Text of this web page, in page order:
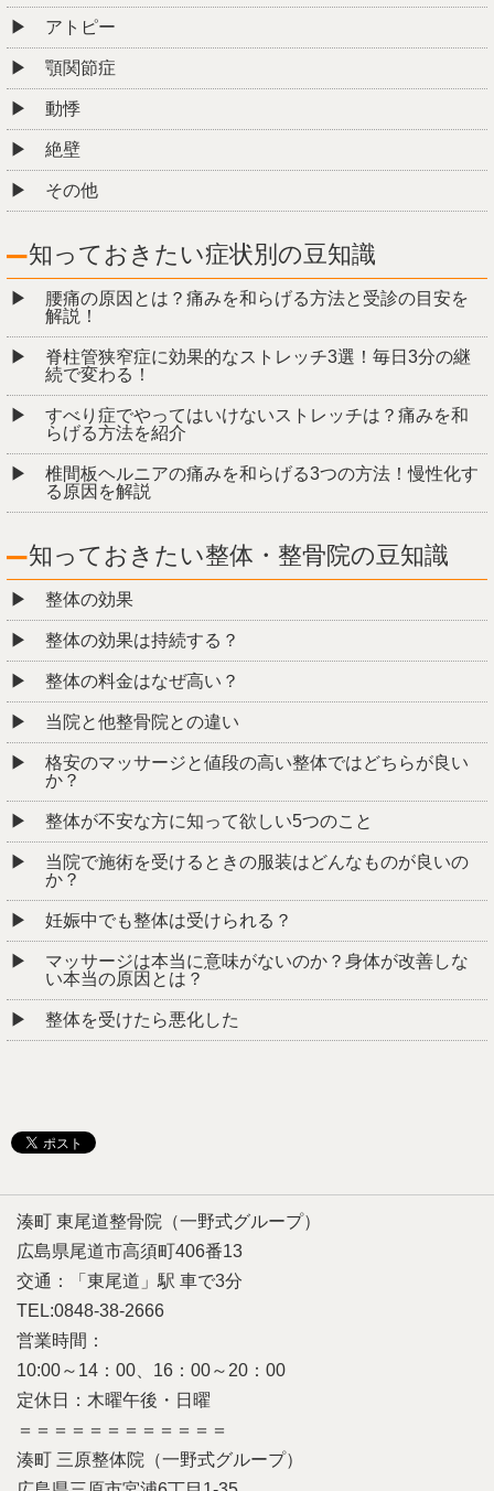
アトピー
顎関節症
動悸
絶壁
その他
知っておきたい症状別の豆知識
腰痛の原因とは？痛みを和らげる方法と受診の目安を
解説！
脊柱管狭窄症に効果的なストレッチ3選！毎日3分の継
続で変わる！
すべり症でやってはいけないストレッチは？痛みを和
らげる方法を紹介
椎間板ヘルニアの痛みを和らげる3つの方法！慢性化す
る原因を解説
知っておきたい整体・整骨院の豆知識
整体の効果
整体の効果は持続する？
整体の料金はなぜ高い？
当院と他整骨院との違い
格安のマッサージと値段の高い整体ではどちらが良い
か？
整体が不安な方に知って欲しい5つのこと
当院で施術を受けるときの服装はどんなものが良いの
か？
妊娠中でも整体は受けられる？
マッサージは本当に意味がないのか？身体が改善しな
い本当の原因とは？
整体を受けたら悪化した
湊町 東尾道整骨院（一野式グループ）
広島県尾道市高須町406番13
交通：「東尾道」駅 車で3分
TEL:0848-38-2666
営業時間：
10:00～14：00、16：00～20：00
定休日：木曜午後・日曜
＝＝＝＝＝＝＝＝＝＝＝＝
湊町 三原整体院（一野式グループ）